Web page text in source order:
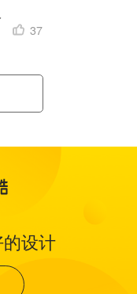
37
设计